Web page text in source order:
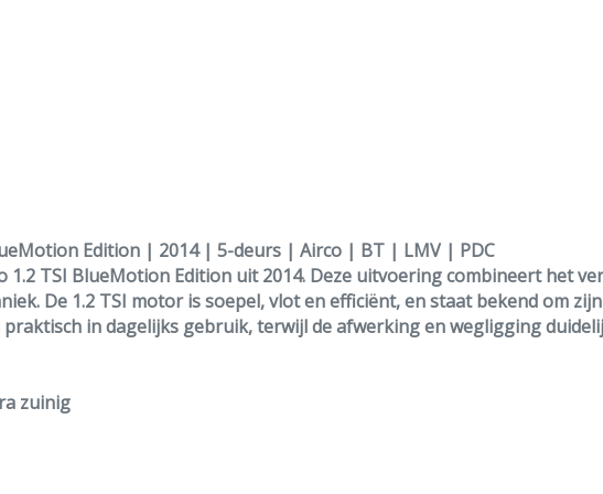
Edition | 2014 | 5-deurs | Airco | BT | LMV | PDC
1.2 TSI BlueMotion Edition uit 2014. Deze uitvoering combineert het
De 1.2 TSI motor is soepel, vlot en efficiënt, en staat bekend om
in dagelijks gebruik, terwijl de afwerking en wegligging
zuinig